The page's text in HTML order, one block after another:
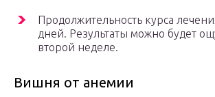
Продолжительность курса
дней. Результаты можно будет
второй неделе.
Вишня от анемии